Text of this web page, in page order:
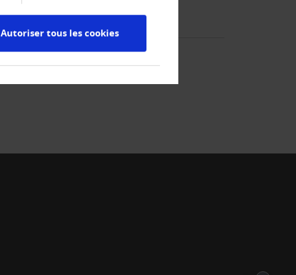
Autoriser tous les cookies